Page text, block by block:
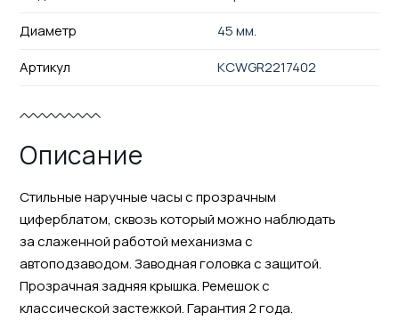
Диаметр
45 мм.
Артикул
KCWGR2217402
Описание
Стильные наручные часы с прозрачным
циферблатом, сквозь который можно наблюдать
за слаженной работой механизма с
автоподзаводом. Заводная головка с защитой.
Прозрачная задняя крышка. Ремешок с
классической застежкой. Гарантия 2 года.